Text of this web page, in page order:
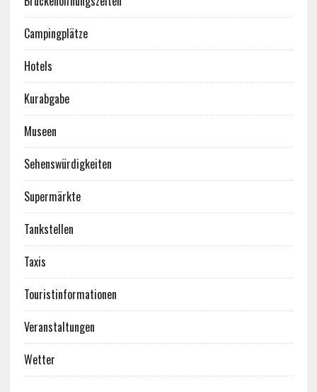
Campingplätze
Hotels
Kurabgabe
Museen
Sehenswürdigkeiten
Supermärkte
Tankstellen
Taxis
Touristinformationen
Veranstaltungen
Wetter